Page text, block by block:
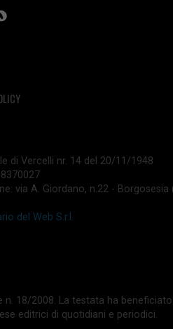
di Vercelli nr. 14 del 20/11/1948
via A. Giordano, n.22 - Borgosesia
del Web S.r.l.
18/2008. La testata ha
editrici di quotidiani e periodici.